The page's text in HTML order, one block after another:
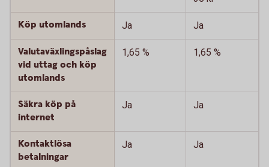
Köp utomlands Ja Ja
Valutaväxlingspåslag
vid uttag och köp
utomlands
1,65 % 1,65 %
Säkra köp på
internet
Ja Ja
Kontaktlösa
betalningar
Ja Ja